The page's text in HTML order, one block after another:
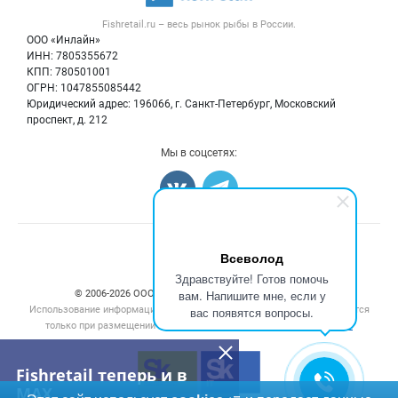
Всеволод
Здравствуйте! Готов помочь
вам. Напишите мне, если у
вас появятся вопросы.
Fishretail теперь и в
MAX
Fishretail.ru – весь рынок рыбы в России.
ООО «Инлайн»
ИНН: 7805355672
КПП: 780501001
ОГРН: 1047855085442
Юридический адрес: 196066, г. Санкт-Петербург, Московский
проспект, д. 212
Контактная информация
Политика обработки персональных данных
Блог
Рыба
Икра
Мы в соцсетях:
Счетчики, авторское право, логотипы
© 2006‑2026 ООО “Инлайн”. 12+ Все права защищены.
Использование информации, размещенной на данном сайте, допускается
только при размещении активной гиперссылки на сайт
fishretail.ru